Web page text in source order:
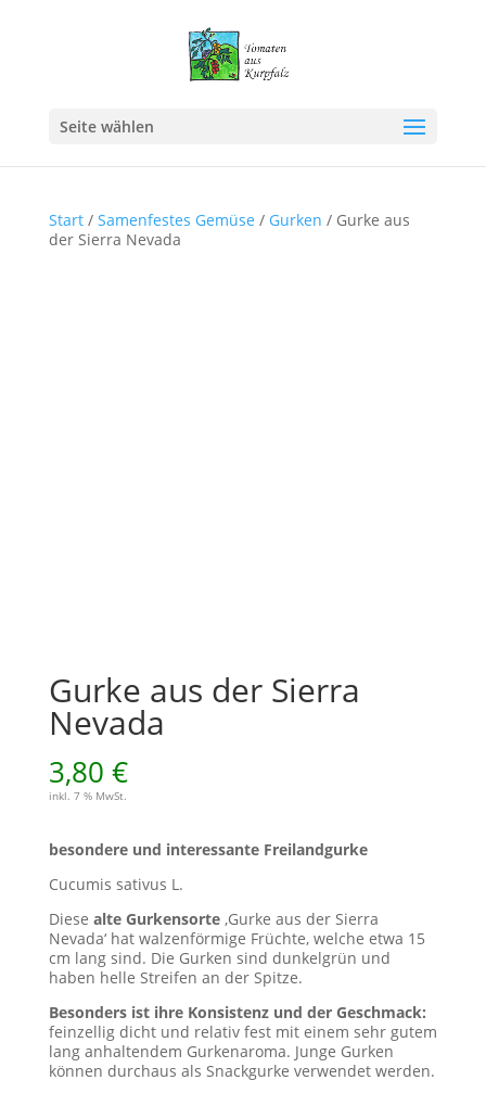
Seite wählen
Start/ Samenfestes Gemüse / Gurken / Gurke aus
der Sierra Nevada
Gurke aus der Sierra
Nevada
3,80 €
inkl. 7 % MwSt.
besondere und interessante Freilandgurke
Cucumis sativus L.
Diese alte Gurkensorte‚Gurke aus der Sierra
Nevada‘ hat walzenförmige Früchte, welche etwa 15
cm lang sind. Die Gurken sind dunkelgrün und
haben helle Streifen an der Spitze.
Besonders ist ihre Konsistenz und der Geschmack:
feinzellig dicht und relativ fest mit einem sehr gutem
lang anhaltendem Gurkenaroma. Junge Gurken
können durchaus als Snackgurke verwendet werden.